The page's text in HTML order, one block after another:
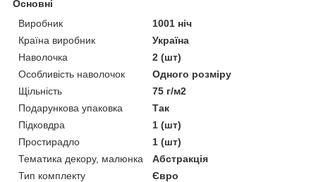
Основні
Виробник
1001 ніч
Країна виробник
Україна
Наволочка
2 (шт)
Особливість наволочок
Одного розміру
Щільність
75 г/м2
Подарункова упаковка
Так
Підковдра
1 (шт)
Простирадло
1 (шт)
Тематика декору, малюнка
Абстракція
Тип комплекту
Євро